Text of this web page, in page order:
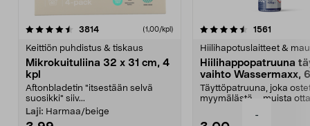
-
3814arvostelut (1,00/kpl)
Keittiön puhdistus & tiskaus
Mikrokuituliina 32 x 31 cm, 4
kpl
Aftonbladetin "itsestään selvä
suosikki" siiv...
Laji: Harmaa/beige
4.5viidestä
1561
Hiilihapotuslaitteet &
Hiilihappopatruuna
vaihto Wassermaxx,
Täyttöpatruuna, joka
myymälästä – muista
4.5viidestä